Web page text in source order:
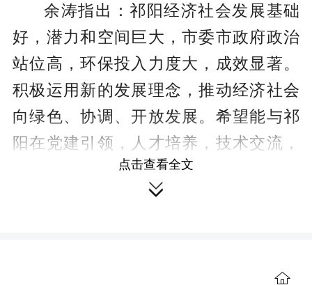
余涛指出：祁阳经济社会发展基础
好，潜力和空间巨大，市委市政府政治
站位高，环保投入力度大，成效显著。
积极运用新的发展理念，推动经济社会
向绿色、协调、开放发展。希望能与祁
阳在党建引领，人才培养，技术交流，
项目合作等方面有更多更深入的交流，
共同推动湖南省生态文明建设再上新台
点击查看全文
